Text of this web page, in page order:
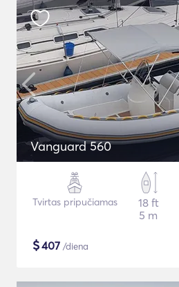
Vanguard 560
Tvirtas pripučiamas
18 ft
5 m
$407 /diena